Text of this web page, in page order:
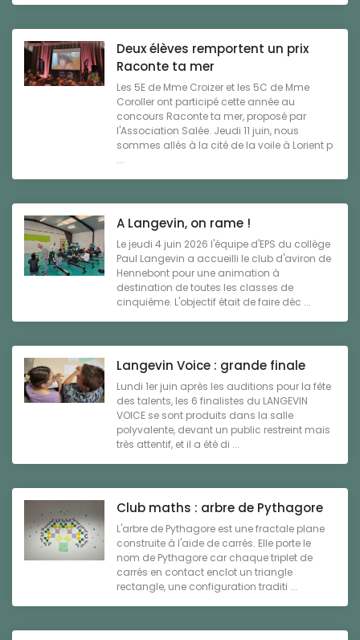
Deux élèves remportent un prix
Raconte ta mer
Les 5E de Mme Croizer et les 5C de Mme
Coroller ont participé cette année au
concours Raconte ta mer, proposé par
l'Association Salée. Jeudi 11 juin, nous
sommes allés à la cité de la voile à Lorient p
...
A Langevin, on rame !
Le jeudi 4 juin 2026 l'équipe d'EPS du collège
Paul Langevin a accueilli le club d'aviron de
Hennebont pour une animation à
destination de toutes les classes de
cinquième. L'objectif était de faire déc ...
Langevin Voice : grande finale
Lundi 1er juin après les auditions pour la fête
des talents, les 6 finalistes du LANGEVIN
VOICE se sont produits dans la salle
polyvalente, devant un public restreint mais
très attentif, et il a été di ...
Club maths : arbre de Pythagore
L'arbre de Pythagore est une fractale plane
construite à l'aide de carrés. Elle porte le
nom de Pythagore car chaque triplet de
carrés en contact enclot un triangle
rectangle, une configuration traditi ...